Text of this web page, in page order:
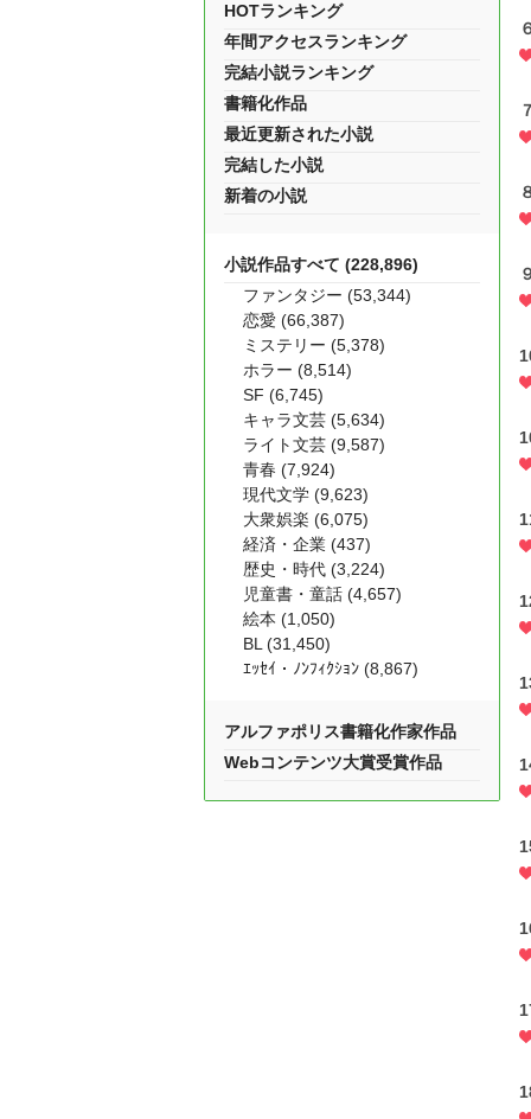
HOTランキング
年間アクセスランキング
完結小説ランキング
書籍化作品
最近更新された小説
完結した小説
新着の小説
小説作品すべて (228,896)
ファンタジー (53,344)
恋愛 (66,387)
ミステリー (5,378)
ホラー (8,514)
SF (6,745)
キャラ文芸 (5,634)
ライト文芸 (9,587)
青春 (7,924)
現代文学 (9,623)
大衆娯楽 (6,075)
経済・企業 (437)
歴史・時代 (3,224)
児童書・童話 (4,657)
絵本 (1,050)
BL (31,450)
ｴｯｾｲ・ﾉﾝﾌｨｸｼｮﾝ (8,867)
アルファポリス書籍化作家作品
Webコンテンツ大賞受賞作品